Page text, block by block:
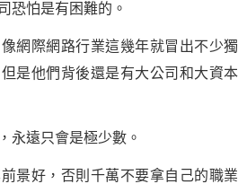
恐怕是有困難的。
網際網路行業這幾年就冒出不少獨
是他們背後還是有大公司和大資本
永遠只會是極少數。
景好，否則千萬不要拿自己的職業